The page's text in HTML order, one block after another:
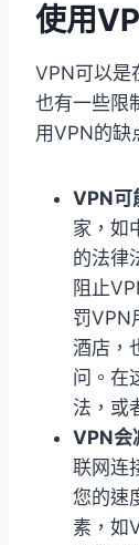
使用
VPN可以是
也有一些限
用VPN的缺
VPN可
家，如
的法律
阻止
罚VPN
酒店，
问。在
法，或
VPN会
联网连
您的速
素，如